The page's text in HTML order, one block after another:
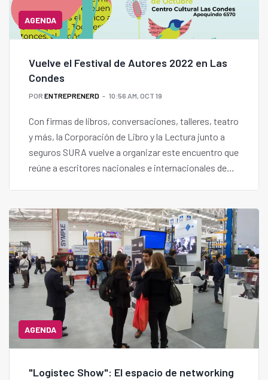
AGENDA
Vuelve el Festival de Autores 2022 en Las
Condes
POR ENTREPRENERD 10:56 AM, OCT 19
Con firmas de libros, conversaciones, talleres, teatro
y más, la Corporación de Libro y la Lectura junto a
seguros SURA vuelve a organizar este encuentro que
reúne a escritores nacionales e internacionales de
AGENDA
"Logistec Show": El espacio de networking